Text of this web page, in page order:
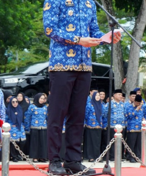
Wafid Buka-bukaan
Tender Hambalang
Di Ekonomi, Politik, Wisata & Budaya
4, 2012